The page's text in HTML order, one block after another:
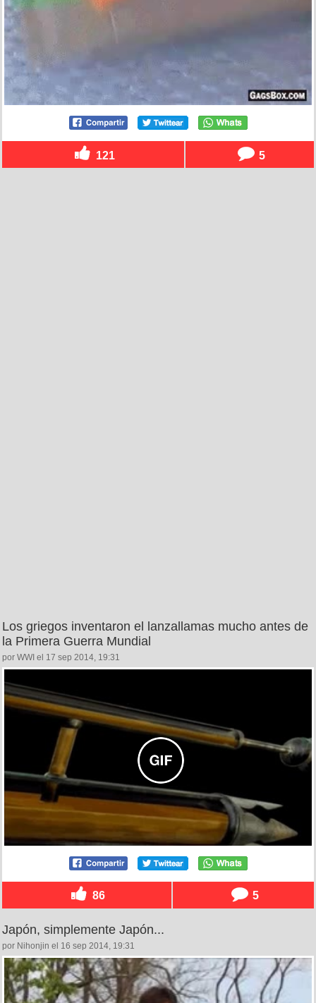
121 5
Los griegos inventaron el lanzallamas mucho antes de
la Primera Guerra Mundial
por WWI el 17 sep 2014, 19:31
86 5
Japón, simplemente Japón...
por Nihonjin el 16 sep 2014, 19:31